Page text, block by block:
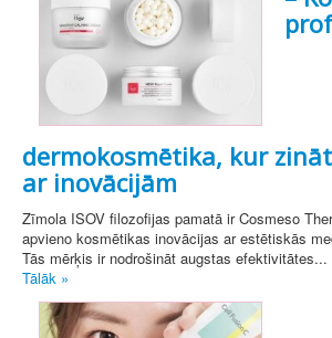
dermokosmētika, kur
ar inovācijām
Zīmola ISOV filozofijas pamatā ir Cosmeso
apvieno kosmētikas inovācijas ar estētiskās
Tās mērķis ir nodrošināt augstas efektivitātes...
Tālāk »